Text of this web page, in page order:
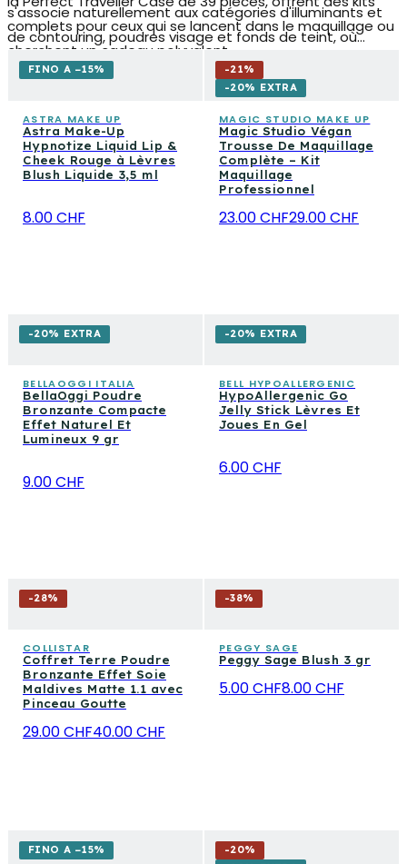
complets pour ceux qui se lancent dans le maquillage ou
cherchent un cadeau polyvalent.
s'associe naturellement aux catégories d'illuminants et
de contouring, poudres visage et fonds de teint, où
trouver les bases sur lesquelles faire ressortir la couleur
des joues. Les palettes ombres à paupières et les
visage harmonieuse, de la première couche de base au
fini lumineux final.
FINO A −15%
ASTRA MAKE UP
Astra Make-Up
Hypnotize Liquid Lip &
Cheek Rouge à Lèvres
Blush Liquide 3,5 ml
8.00 CHF
-21%
-20% EXTRA
MAGIC STUDIO MAKE UP
Magic Studio Végan
Trousse De Maquillage
Complète – Kit
Maquillage
Professionnel
23.00 CHF29.00 CHF
-20% EXTRA
BELLAOGGI ITALIA
BellaOggi Poudre
Bronzante Compacte
Effet Naturel Et
Lumineux 9 gr
9.00 CHF
-20% EXTRA
BELL HYPOALLERGENIC
HypoAllergenic Go
Jelly Stick Lèvres Et
Joues En Gel
6.00 CHF
-28%
COLLISTAR
Coffret Terre Poudre
Bronzante Effet Soie
Maldives Matte 1.1 avec
Pinceau Goutte
29.00 CHF40.00 CHF
-38%
PEGGY SAGE
Peggy Sage Blush 3 gr
5.00 CHF8.00 CHF
FINO A −15% -20%